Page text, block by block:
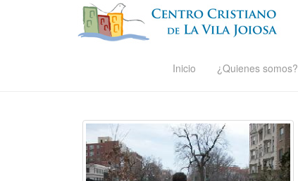
Inicio ¿Quienes somos?